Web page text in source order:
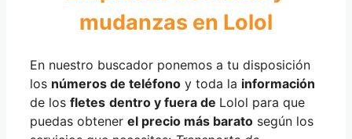
mudanzas en Lolol
En nuestro buscador ponemos a tu disposición
los números de teléfono y toda la información
de los fletes dentro y fuera de Lolol para que
puedas obtener el precio más barato según los